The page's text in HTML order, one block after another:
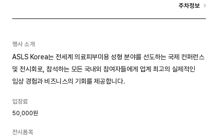
주차정보
행사 소개
ASLS Korea는 전세계 의료피부미용 성형 분야를 선도하는 국제 컨퍼런스
및 전시회로, 참석하는 모든 국내외 참여자들에게 업계 최고의 실제적인
임상 경험과 비즈니스의 기회를 제공합니다.
입장료
50,000원
전시품목